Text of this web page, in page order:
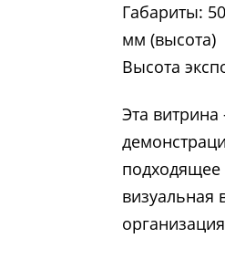
Габариты:
мм (высота)
Высота
Эта
подходящее
визуальная